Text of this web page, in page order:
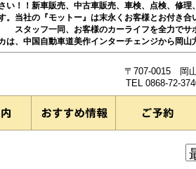
！！新車販売、中古車販売、車検、点検、修理
。当社の『モットー』は末永くお客様とお付き合
スタッフ一同、お客様のカーライフを全力でサ
は、中国自動車道美作インターチェンジから岡山
〒707-0015 岡
TEL 0868-72-